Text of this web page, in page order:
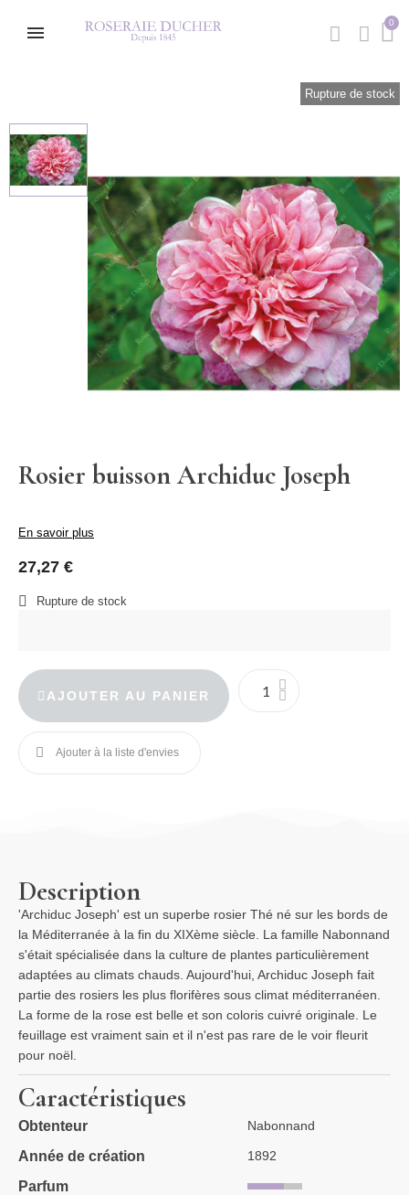
Rupture de stock
Rosier buisson Archiduc Joseph
En savoir plus
27,27 €
Rupture de stock
AJOUTER AU PANIER
Description
'Archiduc Joseph' est un superbe rosier Thé né sur les bords de
la Méditerranée à la fin du XIXème siècle. La famille Nabonnand
s'était spécialisée dans la culture de plantes particulièrement
adaptées au climats chauds. Aujourd'hui, Archiduc Joseph fait
partie des rosiers les plus florifères sous climat méditerranéen.
La forme de la rose est belle et son coloris cuivré originale. Le
feuillage est vraiment sain et il n'est pas rare de le voir fleurit
pour noël.
Caractéristiques
Obtenteur Nabonnand
Année de création 1892
Parfum